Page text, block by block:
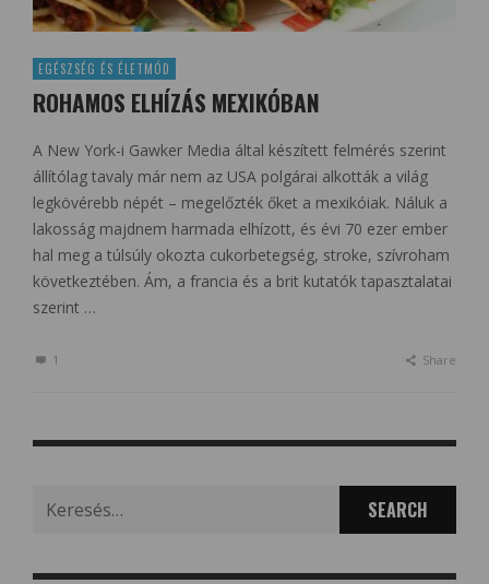
EGÉSZSÉG ÉS ÉLETMÓD
ROHAMOS ELHÍZÁS MEXIKÓBAN
A New York-i Gawker Media által készített felmérés szerint
állítólag tavaly már nem az USA polgárai alkották a világ
legkövérebb népét – megelőzték őket a mexikóiak. Náluk a
lakosság majdnem harmada elhízott, és évi 70 ezer ember
hal meg a túlsúly okozta cukorbetegség, stroke, szívroham
következtében. Ám, a francia és a brit kutatók tapasztalatai
szerint …
1 Share